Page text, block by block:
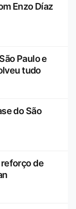
Enzo Díaz
Paulo e
tudo
do São
de